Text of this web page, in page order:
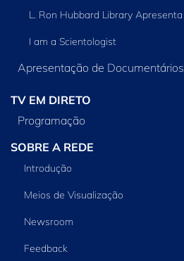
L. Ron Hubbard Library Apresenta
I am a Scientologist
Apresentação de Documentários
TV EM DIRETO
Programação
SOBRE A REDE
Introdução
Meios de Visualização
Newsroom
Feedback